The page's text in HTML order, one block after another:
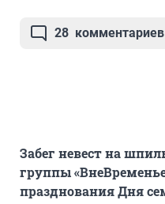
28 комментариев
Забег невест на
группы
празднования Дня